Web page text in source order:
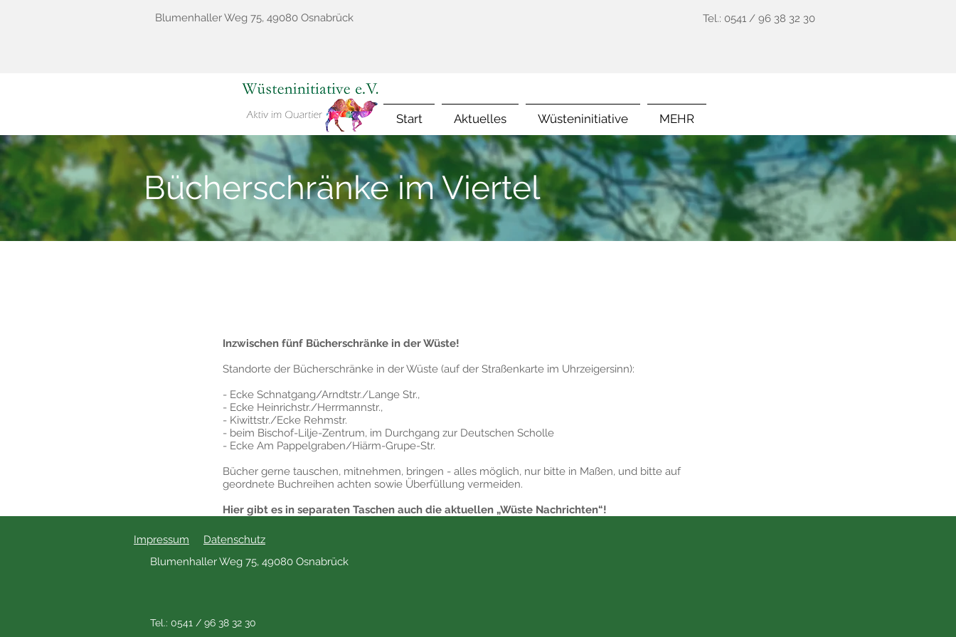
Blumenhaller Weg 75, 49080 Osnabrück Tel.: 0541 / 96 38 32 30
Start Aktuelles Wüsteninitiative MEHR
Bücherschränke im Viertel
Inzwischen fünf Bücherschränke in der Wüste!
Standorte der Bücherschränke in der Wüste (auf der Straßenkarte im Uhrzeigersinn):
- Ecke Schnatgang/Arndtstr./Lange Str.,
- Ecke Heinrichstr./Herrmannstr.,
- Kiwittstr./Ecke Rehmstr.
- beim Bischof-Lilje-Zentrum, im Durchgang zur Deutschen Scholle
- Ecke Am Pappelgraben/Hiärm-Grupe-Str.
Bücher gerne tauschen, mitnehmen, bringen - alles möglich, nur bitte in Maßen, und bitte auf
geordnete Buchreihen achten sowie Überfüllung vermeiden.
Hier gibt es in separaten Taschen auch die aktuellen „Wüste Nachrichten“!
Impressum
Datenschutz
Blumenhaller Weg 75, 49080 Osnabrück
Tel.: 0541 / 96 38 32 30